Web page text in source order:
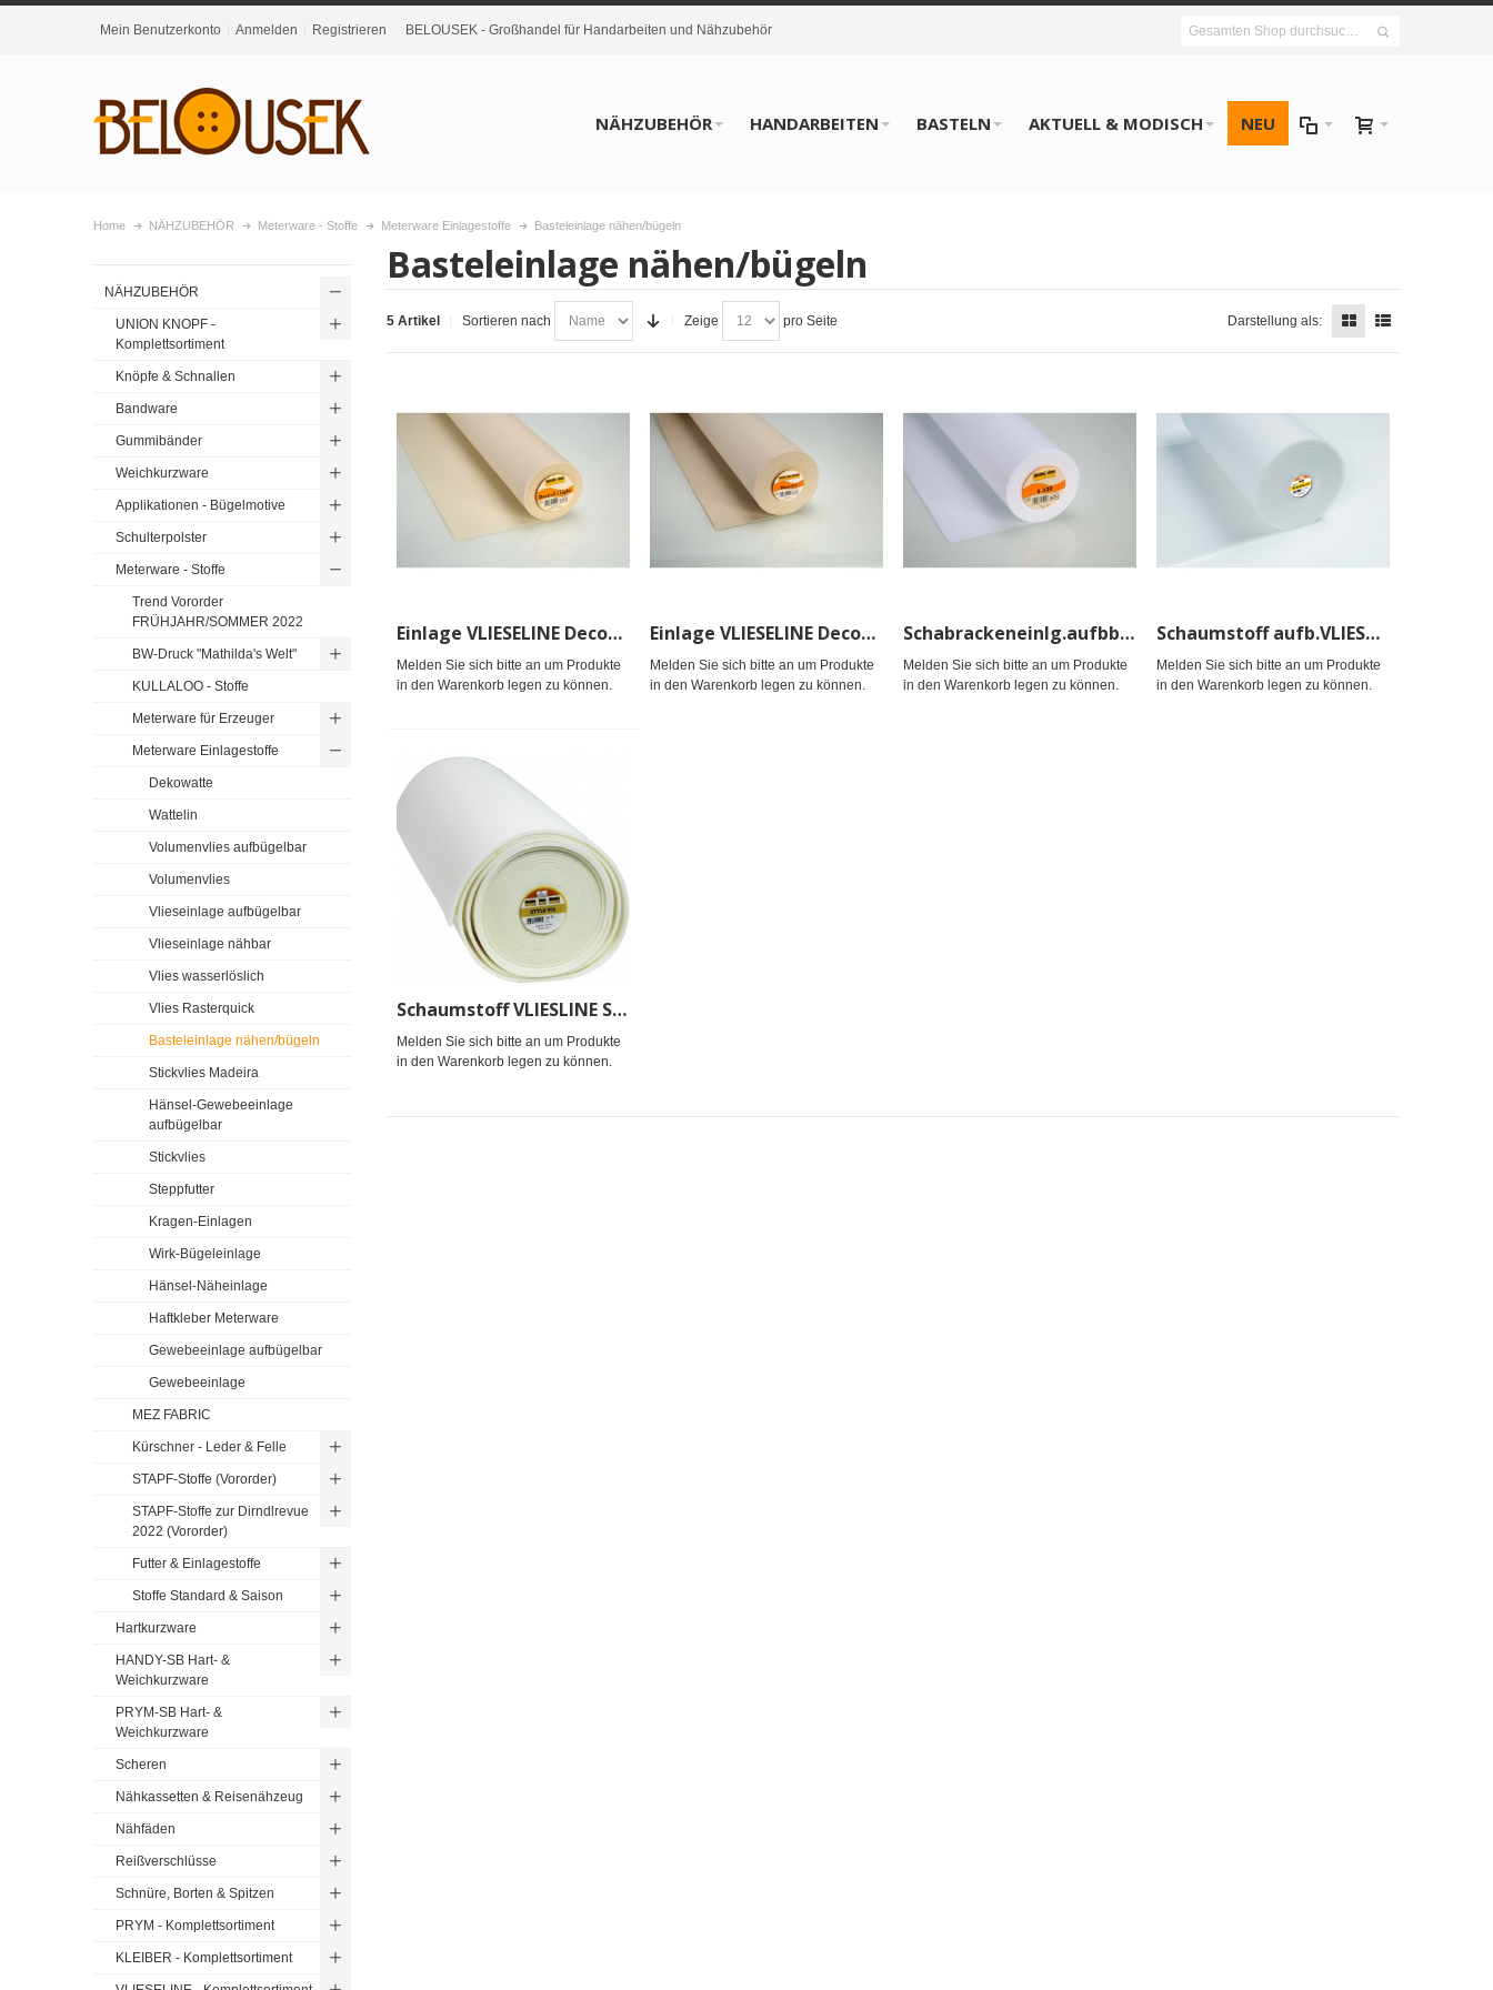
Mein Benutzerkonto Anmelden Registrieren BELOUSEK - Großhandel für Handarbeiten und Nähzubehör
NÄHZUBEHÖR HANDARBEITEN BASTELN AKTUELL & MODISCH NEU
Home NÄHZUBEHÖR Meterware - Stoffe Meterware Einlagestoffe Basteleinlage nähen/bügeln
Basteleinlage nähen/bügeln
5 Artikel Sortieren nach Zeige pro Seite Darstellung als:
Einlage VLIESELINE Decovil I light, aufbüg.90cm
Melden Sie sich bitte an um Produkte
in den Warenkorb legen zu können.
Einlage VLIESELINE Decovil I, aufbüg.90cm
Melden Sie sich bitte an um Produkte
in den Warenkorb legen zu können.
Schabrackeneinlg.aufbb.VLIESELINE 90cm
Melden Sie sich bitte an um Produkte
in den Warenkorb legen zu können.
Schaumstoff aufb.VLIESLINE Style-Vil fix
Melden Sie sich bitte an um Produkte
in den Warenkorb legen zu können.
Schaumstoff VLIESLINE Style-Vil
Melden Sie sich bitte an um Produkte
in den Warenkorb legen zu können.
NÄHZUBEHÖR
UNION KNOPF -
Komplettsortiment
Knöpfe & Schnallen
Bandware
Gummibänder
Weichkurzware
Applikationen - Bügelmotive
Schulterpolster
Meterware - Stoffe
Trend Vororder
FRÜHJAHR/SOMMER 2022
BW-Druck "Mathilda's Welt"
KULLALOO - Stoffe
Meterware für Erzeuger
Meterware Einlagestoffe
Dekowatte
Wattelin
Volumenvlies aufbügelbar
Volumenvlies
Vlieseinlage aufbügelbar
Vlieseinlage nähbar
Vlies wasserlöslich
Vlies Rasterquick
Basteleinlage nähen/bügeln
Stickvlies Madeira
Hänsel-Gewebeeinlage
aufbügelbar
Stickvlies
Steppfutter
Kragen-Einlagen
Wirk-Bügeleinlage
Hänsel-Näheinlage
Haftkleber Meterware
Gewebeeinlage aufbügelbar
Gewebeeinlage
MEZ FABRIC
Kürschner - Leder & Felle
STAPF-Stoffe (Vororder)
STAPF-Stoffe zur Dirndlrevue
2022 (Vororder)
Futter & Einlagestoffe
Stoffe Standard & Saison
Hartkurzware
HANDY-SB Hart- &
Weichkurzware
PRYM-SB Hart- &
Weichkurzware
Scheren
Nähkassetten & Reisenähzeug
Nähfäden
Reißverschlüsse
Schnüre, Borten & Spitzen
PRYM - Komplettsortiment
KLEIBER - Komplettsortiment